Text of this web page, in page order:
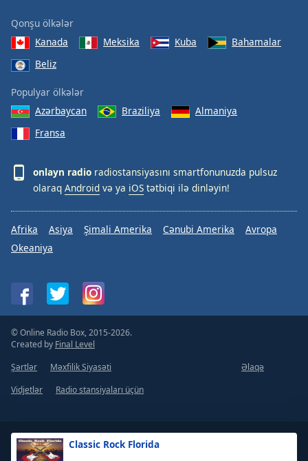
Classic Rock Florida
Qonşu ölkələr
Kanada
Meksika Kuba
Bahamalar
Beliz
Populyar ölkələr
Azərbaycan
Braziliya
Almaniya
Fransa
onlayn radio radiostansiyasını smartfonunuzda pulsuz
olaraq Android və ya iOS tətbiqi ilə dinləyin!
Afrika Asiya Şimali Amerika Cənubi Amerika
Avropa
Okeaniya
© Online Radio Box, 2015-2026.
Created by Final Level
Şərtlər
Məxfilik Siyasəti
Əlaqə
Vidjetlər
Radio stansiyaları üçün